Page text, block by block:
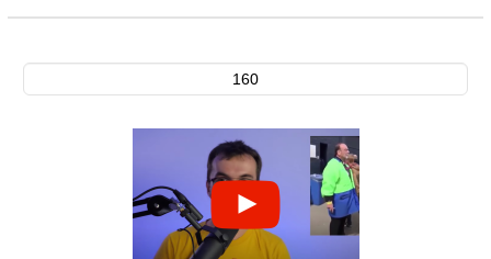
160